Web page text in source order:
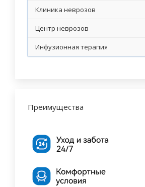
Клиника неврозов
Центр неврозов
Инфузионная терапия
Преимущества